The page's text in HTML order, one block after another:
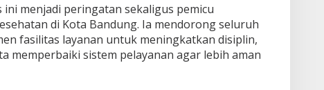
menjadi peringatan sekaligus pemicu
di Kota Bandung. Ia mendorong seluruh
fasilitas layanan untuk meningkatkan disiplin,
memperbaiki sistem pelayanan agar lebih aman